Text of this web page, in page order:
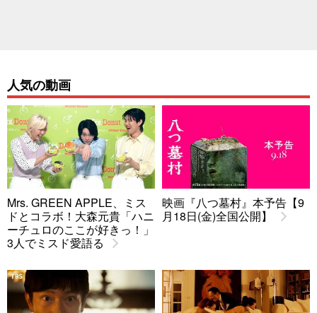
人気の動画
Mrs. GREEN APPLE、ミス
ドとコラボ！大森元貴「ハニ
ーチュロのここが好きっ！」
3人でミスド愛語る
映画『八つ墓村』本予告【9
月18日(金)全国公開】